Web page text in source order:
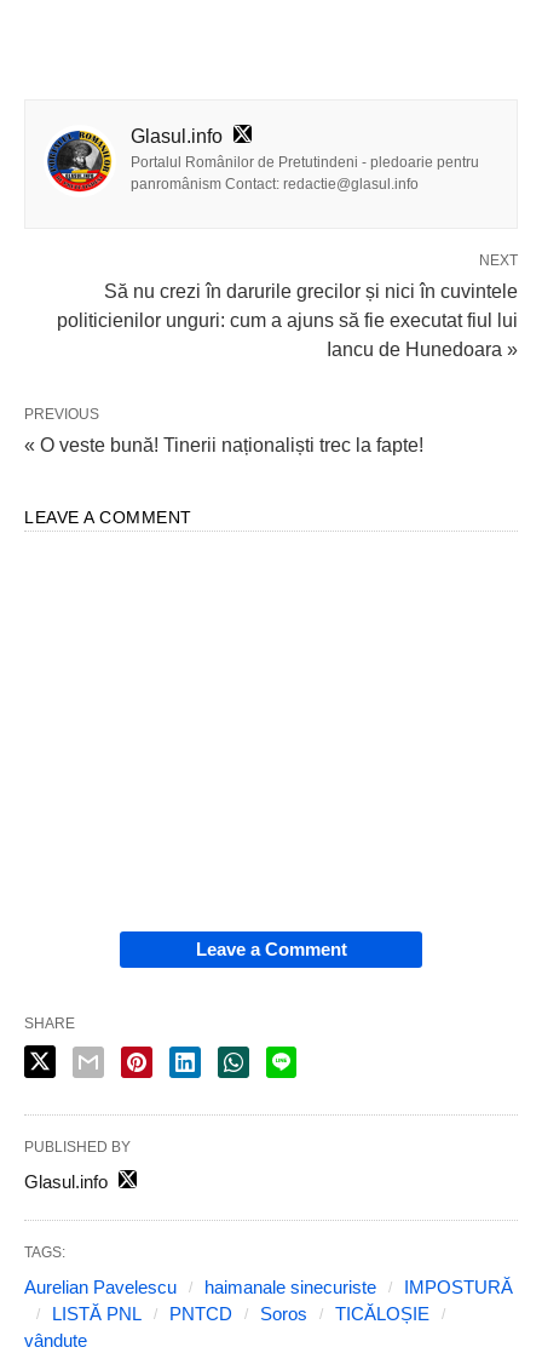
Glasul.info
Portalul Românilor de Pretutindeni - pledoarie pentru
panromânism Contact: redactie@glasul.info
NEXT
Să nu crezi în darurile grecilor și nici în cuvintele
politicienilor unguri: cum a ajuns să fie executat fiul lui
Iancu de Hunedoara »
PREVIOUS
« O veste bună! Tinerii naționaliști trec la fapte!
LEAVE A COMMENT
Leave a Comment
SHARE
PUBLISHED BY
Glasul.info
TAGS:
Aurelian Pavelescu haimanale sinecuriste
IMPOSTURĂ
LISTĂ PNL
PNTCD Soros
TICĂLOȘIE
vândute